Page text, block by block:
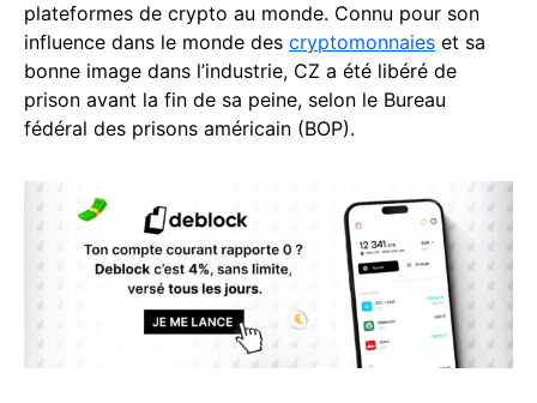
plateformes de crypto au monde. Connu pour son
influence dans le monde des cryptomonnaies et sa
bonne image dans l’industrie, CZ a été libéré de
prison avant la fin de sa peine, selon le Bureau
fédéral des prisons américain (BOP).